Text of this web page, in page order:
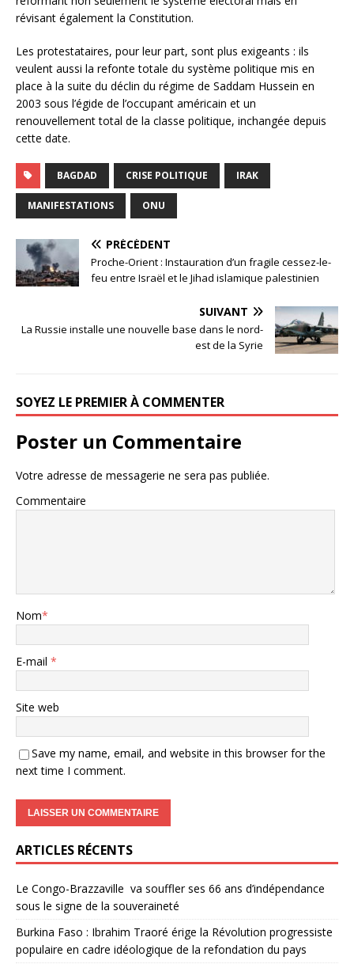
révisant également la Constitution.
Les protestataires, pour leur part, sont plus exigeants : ils
veulent aussi la refonte totale du système politique mis en
place à la suite du déclin du régime de Saddam Hussein en
2003 sous l’égide de l’occupant américain et un
renouvellement total de la classe politique, inchangée depuis
cette date.
BAGDAD CRISE POLITIQUE IRAK
MANIFESTATIONS ONU
PRÉCÉDENT
Proche-Orient : Instauration d’un fragile cessez-le-
feu entre Israël et le Jihad islamique palestinien
SUIVANT
La Russie installe une nouvelle base dans le nord-
est de la Syrie
SOYEZ LE PREMIER À COMMENTER
Poster un Commentaire
Votre adresse de messagerie ne sera pas publiée.
Commentaire
Nom*
E-mail *
Site web
Save my name, email, and website in this browser for the
next time I comment.
ARTICLES RÉCENTS
Le Congo-Brazzaville va souffler ses 66 ans d’indépendance
sous le signe de la souveraineté
Burkina Faso : Ibrahim Traoré érige la Révolution progressiste
populaire en cadre idéologique de la refondation du pays